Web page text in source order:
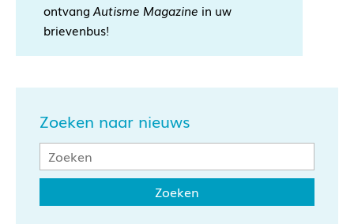
ontvang Autisme Magazine in uw
brievenbus!
Zoeken naar nieuws